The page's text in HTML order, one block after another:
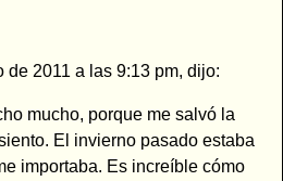
de 2011 a las 9:13 pm, dijo:
mucho, porque me salvó la
El invierno pasado estaba
importaba. Es increíble cómo